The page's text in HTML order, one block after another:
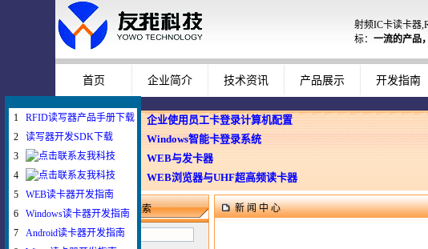
射频IC卡读卡器
标： 一流的产品
首页 企业简介 技术资讯 产品展示 开发指南
企业使用员工卡登录计算机配置
Windows智能卡登录系统
WEB与发卡器
WEB浏览器与UHF超高频读卡器
新闻搜索 新 闻 中 心
1
RFID读写器产品手册下载
2
读写器开发SDK下载
3
4
5
WEB读卡器开发指南
6
Windows读卡器开发指南
7
Android读卡器开发指南